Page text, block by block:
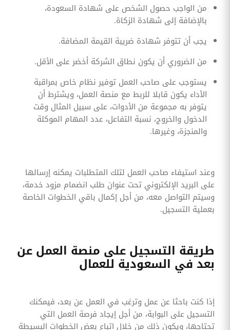
من الواجب حصول الشخص على شهادة السعودة،
بالإضافة إلى شهادة الزكاة.
يجب أن تتوفر شهادة ضريبة القيمة المضافة.
من الضروري أن يكون نطاق الشركة أخضر على الأقل.
يستوجب على صاحب العمل توفير نظام خاص بمراقبة
الأداء يكون قابلا للربط مع منصة العمل، ويشترط أن
يتوفر به مجموعة من الأدوات، على سبيل المثال وقت
الدخول والخروج، نسبة التفاعل، عدد المهام الموكلة
والمنجزة، وغيرها.
وعند استيفاء صاحب العمل لتلك المتطلبات يمكنه إرسالها
على البريد الإلكتروني تحت عنوان طلب انضمام مزود خدمة،
وسيتم التواصل معه، من أجل إكمال باقي الخطوات الخاصة
بعملية التسجيل.
طريقة التسجيل على منصة العمل عن
بعد في السعودية للعمال
إذا كنت باحثا عن عمل وترغب في العمل عن بعد، فيمكنك
التسجيل على البوابة، من أجل إيجاد فرصة العمل التي
تحتاجها، ويكون ذلك من خلال اتباع بعض الخطوات البسيطة